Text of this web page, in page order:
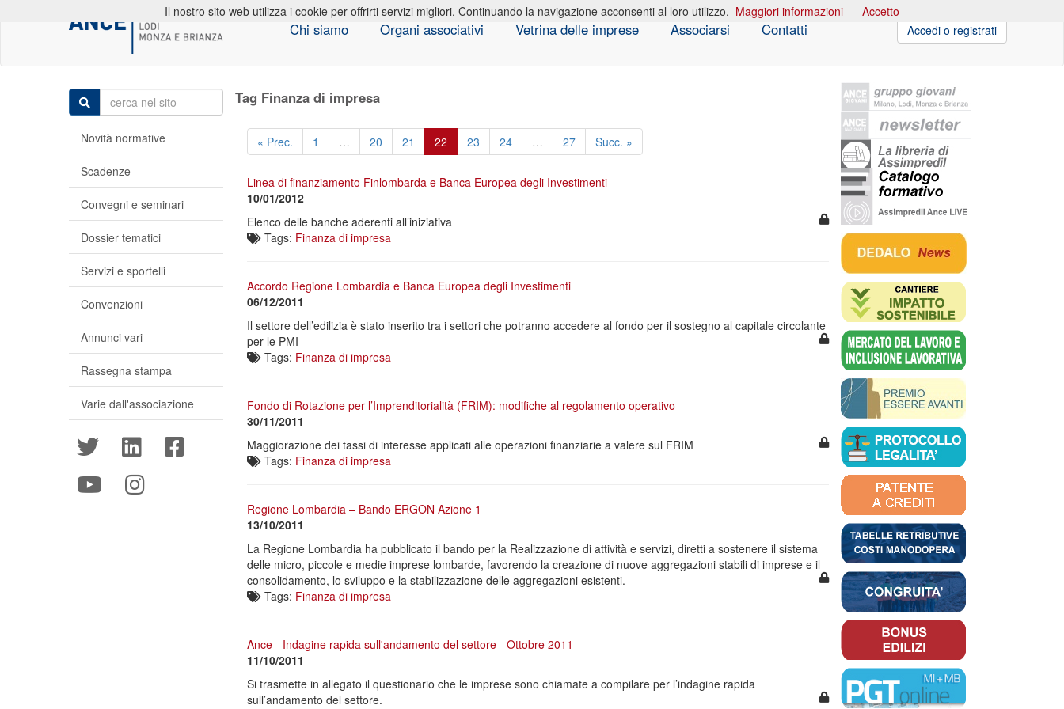
Chi siamo Organi associativi Vetrina delle imprese Associarsi Contatti Accedi o registrati
Tag Finanza di impresa
« Prec. 1 … 20 21 22 23 24 … 27 Succ. »
Linea di finanziamento Finlombarda e Banca Europea degli Investimenti
10/01/2012
Elenco delle banche aderenti all’iniziativa
Tags: Finanza di impresa
Accordo Regione Lombardia e Banca Europea degli Investimenti
06/12/2011
Il settore dell’edilizia è stato inserito tra i settori che potranno accedere al fondo per il sostegno al capitale circolante
per le PMI
Tags: Finanza di impresa
Fondo di Rotazione per l’Imprenditorialità (FRIM): modifiche al regolamento operativo
30/11/2011
Maggiorazione dei tassi di interesse applicati alle operazioni finanziarie a valere sul FRIM
Tags: Finanza di impresa
Regione Lombardia – Bando ERGON Azione 1
13/10/2011
La Regione Lombardia ha pubblicato il bando per la Realizzazione di attività e servizi, diretti a sostenere il sistema
delle micro, piccole e medie imprese lombarde, favorendo la creazione di nuove aggregazioni stabili di imprese e il
consolidamento, lo sviluppo e la stabilizzazione delle aggregazioni esistenti.
Tags: Finanza di impresa
Ance - Indagine rapida sull'andamento del settore - Ottobre 2011
11/10/2011
Si trasmette in allegato il questionario che le imprese sono chiamate a compilare per l’indagine rapida
sull’andamento del settore.
Novità normative
Scadenze
Convegni e seminari
Dossier tematici
Servizi e sportelli
Convenzioni
Annunci vari
Rassegna stampa
Varie dall'associazione
Il nostro sito web utilizza i cookie per offrirti servizi migliori. Continuando la navigazione acconsenti al loro utilizzo. Maggiori informazioni Accetto